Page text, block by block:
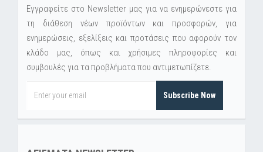
Εγγραφείτε στο Newsletter μας για να ενημερώνεστε για
τη διάθεση νέων προϊόντων και προσφορών, για
ενημερώσεις, εξελίξεις και προτάσεις που αφορούν τον
κλάδο μας, όπως και χρήσιμες πληροφορίες και
συμβουλές για τα προβλήματα που αντιμετωπίζετε.
Subscribe Now